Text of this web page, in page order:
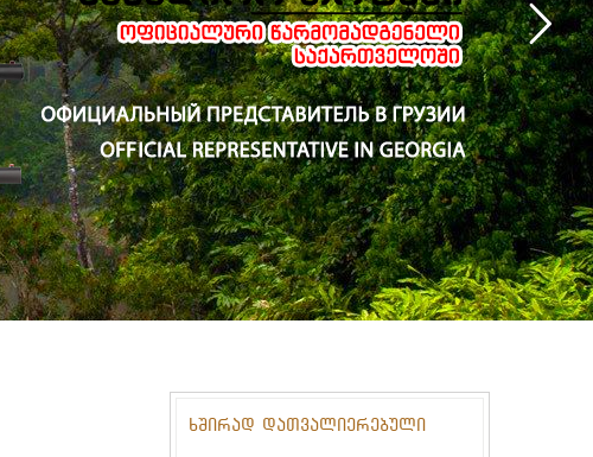
ხშირად დათვალიერებული